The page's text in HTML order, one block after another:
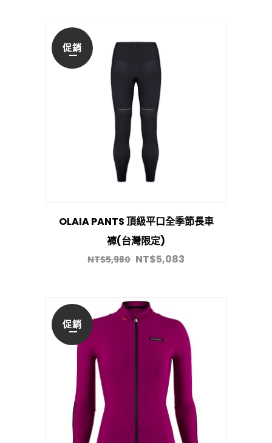
促銷
OLAIA PANTS 頂級平口全季節長車
褲(台灣限定)
NT$5,980 NT$5,083
促銷